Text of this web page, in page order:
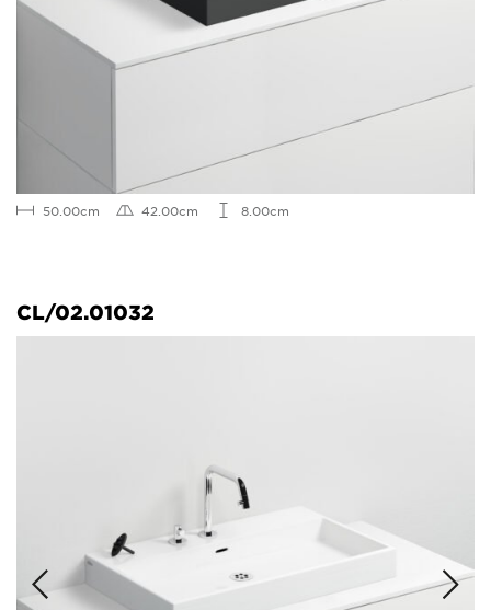
50.00cm 42.00cm 8.00cm
CL/02.01032